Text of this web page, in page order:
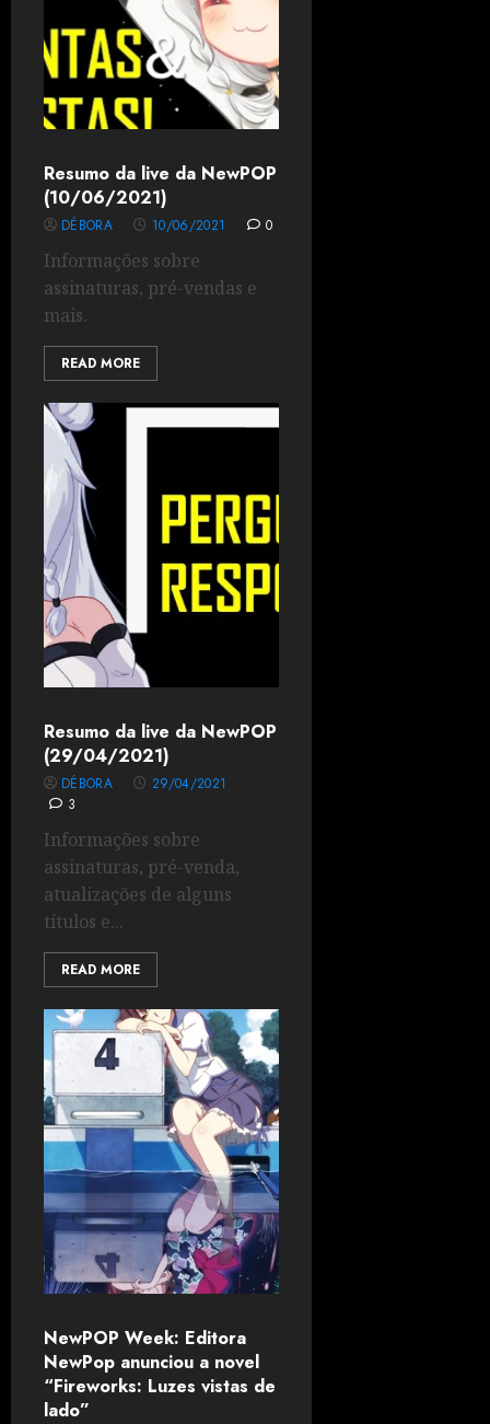
Resumo da live da NewPOP
(10/06/2021)
DÉBORA 10/06/2021 0
Informações sobre
assinaturas, pré-vendas e
mais.
READ MORE
Resumo da live da NewPOP
(29/04/2021)
DÉBORA
29/04/2021
3
Informações sobre
assinaturas, pré-venda,
atualizações de alguns
títulos e...
READ MORE
NewPOP Week: Editora
NewPop anunciou a novel
“Fireworks: Luzes vistas de
lado”